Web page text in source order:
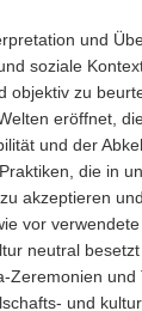
und
soziale
objektiv zu
eröffnet,
und der
die in
akzeptieren
vor
neutral
und
und